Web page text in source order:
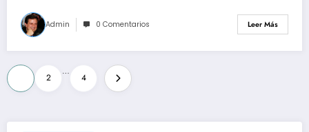
Admin 0 Comentarios Leer Más
Paginación
de
entradas
2
…
4